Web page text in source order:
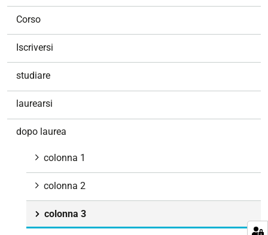
Corso
Iscriversi
studiare
laurearsi
dopo laurea
colonna 1
colonna 2
colonna 3